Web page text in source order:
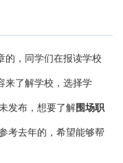
，同学们在报读学校
来了解学校，选择学
发布，想要了解围场职
考去年的，希望能够帮